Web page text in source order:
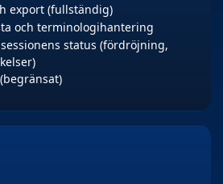
export (fullständig)
och terminologihantering
status (fördröjning,